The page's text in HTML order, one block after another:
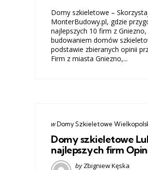
Domy szkieletowe –
MonterBudowy.pl, gdzie
najlepszych 10 firm z
budowaniem domów
podstawie zbieranych opinii
Firm z miasta Gniezno,...
Categories
post
wDomy Szkieletowe
Domy szkieletowe
najlepszych firm
Posted
by Zbigniew Kęska